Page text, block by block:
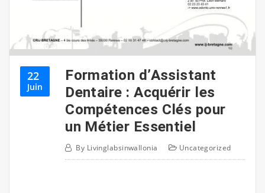
22
Juin
Formation d’Assistant
Dentaire : Acquérir les
Compétences Clés pour
un Métier Essentiel
By Livinglabsinwallonia Uncategorized